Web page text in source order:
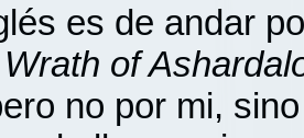
es de andar
Wrath of
no por mi,